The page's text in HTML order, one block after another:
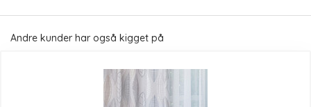
Andre kunder har også kigget på